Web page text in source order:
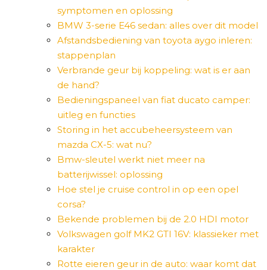
symptomen en oplossing
BMW 3-serie E46 sedan: alles over dit model
Afstandsbediening van toyota aygo inleren:
stappenplan
Verbrande geur bij koppeling: wat is er aan
de hand?
Bedieningspaneel van fiat ducato camper:
uitleg en functies
Storing in het accubeheersysteem van
mazda CX-5: wat nu?
Bmw-sleutel werkt niet meer na
batterijwissel: oplossing
Hoe stel je cruise control in op een opel
corsa?
Bekende problemen bij de 2.0 HDI motor
Volkswagen golf MK2 GTI 16V: klassieker met
karakter
Rotte eieren geur in de auto: waar komt dat